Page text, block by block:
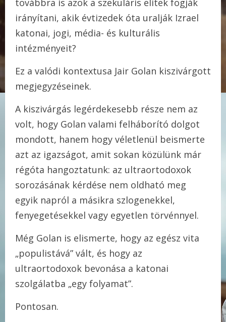
továbbra is azok a szekuláris elitek fogják
irányítani, akik évtizedek óta uralják Izrael
katonai, jogi, média- és kulturális
intézményeit?
Ez a valódi kontextusa Jair Golan kiszivárgott
megjegyzéseinek.
A kiszivárgás legérdekesebb része nem az
volt, hogy Golan valami felháborító dolgot
mondott, hanem hogy véletlenül beismerte
azt az igazságot, amit sokan közülünk már
régóta hangoztatunk: az ultraortodoxok
sorozásának kérdése nem oldható meg
egyik napról a másikra szlogenekkel,
fenyegetésekkel vagy egyetlen törvénnyel.
Még Golan is elismerte, hogy az egész vita
„populistává” vált, és hogy az
ultraortodoxok bevonása a katonai
szolgálatba „egy folyamat”.
Pontosan.